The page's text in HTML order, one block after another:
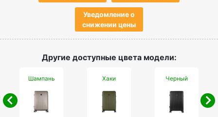
Уведомление о
снижении цены
Другие доступные цвета модели:
Шампань Хаки Черный